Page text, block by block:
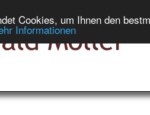
Cookies, um Ihnen den
Informationen